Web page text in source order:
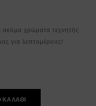
ακόμα χρώματα τεχνητής
για λεπτομέρειες!
ΚΑΛΆΘΙ